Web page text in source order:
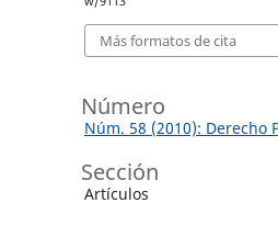
Más formatos de cita
Número
Núm. 58 (2010): Derecho
Sección
Artículos